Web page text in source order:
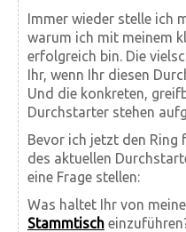
Immer wieder stelle ich
warum ich mit meinem
erfolgreich bin. Die
Ihr, wenn Ihr diesen
Und die konkreten,
Durchstarter stehen
Bevor ich jetzt den Ring
des aktuellen
eine Frage stellen:
Was haltet Ihr von
Stammtisch